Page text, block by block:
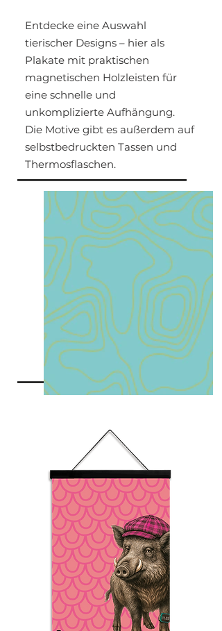
Entdecke eine Auswahl
tierischer Designs – hier als
Plakate mit praktischen
magnetischen Holzleisten für
eine schnelle und
unkomplizierte Aufhängung.
Die Motive gibt es außerdem auf
selbstbedruckten Tassen und
Thermosflaschen.